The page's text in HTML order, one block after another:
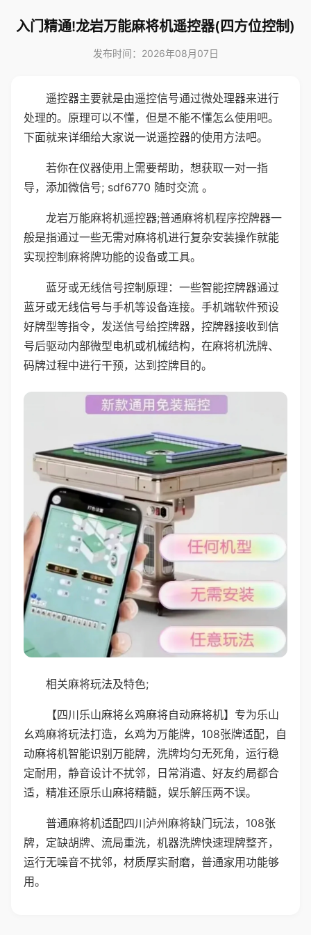
入门精通!龙岩万能麻将机遥控器(四方位控制)
发布时间：2026年08月07日
遥控器主要就是由遥控信号通过微处理器来进行
处理的。原理可以不懂，但是不能不懂怎么使用吧。
下面就来详细给大家说一说遥控器的使用方法吧。
若你在仪器使用上需要帮助，想获取一对一指
导，添加微信号; sdf6770 随时交流 。
龙岩万能麻将机遥控器;普通麻将机程序控牌器一
般是指通过一些无需对麻将机进行复杂安装操作就能
实现控制麻将牌功能的设备或工具。
蓝牙或无线信号控制原理：一些智能控牌器通过
蓝牙或无线信号与手机等设备连接。手机端软件预设
好牌型等指令，发送信号给控牌器，控牌器接收到信
号后驱动内部微型电机或机械结构，在麻将机洗牌、
码牌过程中进行干预，达到控牌目的。
相关麻将玩法及特色;
【四川乐山麻将幺鸡麻将自动麻将机】专为乐山
幺鸡麻将玩法打造，幺鸡为万能牌，108张牌适配，自
动麻将机智能识别万能牌，洗牌均匀无死角，运行稳
定耐用，静音设计不扰邻，日常消遣、好友约局都合
适，精准还原乐山麻将精髓，娱乐解压两不误。
普通麻将机适配四川泸州麻将缺门玩法，108张
牌，定缺胡牌、流局重洗，机器洗牌快速理牌整齐，
运行无噪音不扰邻，材质厚实耐磨，普通家用功能够
用。